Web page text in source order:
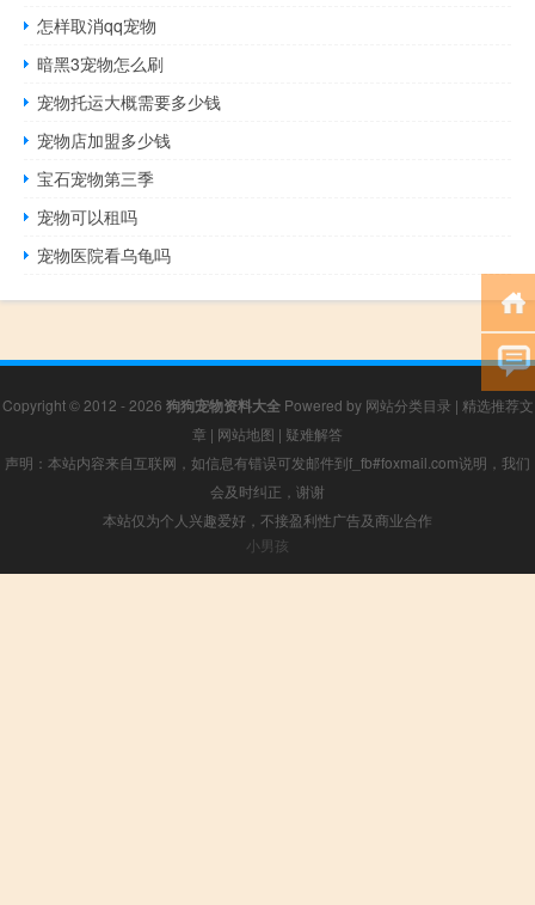
怎样取消qq宠物
暗黑3宠物怎么刷
宠物托运大概需要多少钱
宠物店加盟多少钱
宝石宠物第三季
宠物可以租吗
宠物医院看乌龟吗
Copyright © 2012 - 2026 狗狗宠物资料大全Powered by 网站分类目录 | 精选推荐文
章 | 网站地图 | 疑难解答
声明：本站内容来自互联网，如信息有错误可发邮件到f_fb#foxmail.com说明，我们
会及时纠正，谢谢
本站仅为个人兴趣爱好，不接盈利性广告及商业合作
小男孩